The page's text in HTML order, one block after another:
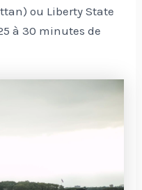
ou Liberty State
à 30 minutes de